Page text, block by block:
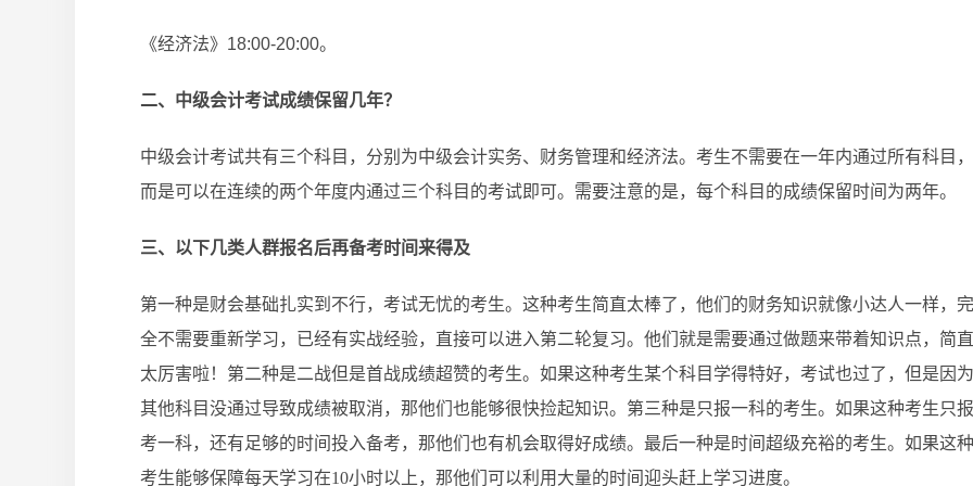
《经济法》18:00-20:00。
二、 中级会计考试成绩保留几年？
中级会计考试共有三个科目，分别为中级会计实务、财务管理和经济法。考生不需要在一年内通过所有科目，
而是可以在连续的两个年度内通过三个科目的考试即可。需要注意的是，每个科目的成绩保留时间为两年。
三、以下几类人群报名后再备考时间来得及
第一种是财会基础扎实到不行，考试无忧的考生。这种考生简直太棒了，他们的财务知识就像小达人一样，完
全不需要重新学习，已经有实战经验，直接可以进入第二轮复习。他们就是需要通过做题来带着知识点，简直
太厉害啦！第二种是二战但是首战成绩超赞的考生。如果这种考生某个科目学得特好，考试也过了，但是因为
其他科目没通过导致成绩被取消，那他们也能够很快捡起知识。第三种是只报一科的考生。如果这种考生只报
考一科，还有足够的时间投入备考，那他们也有机会取得好成绩。最后一种是时间超级充裕的考生。如果这种
考生能够保障每天学习在10小时以上，那他们可以利用大量的时间迎头赶上学习进度。